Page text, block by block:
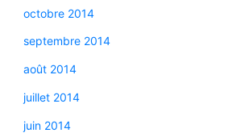
octobre 2014
septembre 2014
août 2014
juillet 2014
juin 2014